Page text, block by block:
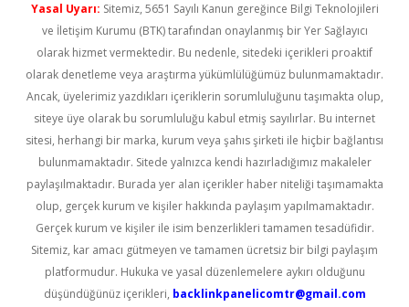
Yasal Uyarı: Sitemiz, 5651 Sayılı Kanun gereğince Bilgi Teknolojileri
ve İletişim Kurumu (BTK) tarafından onaylanmış bir Yer Sağlayıcı
olarak hizmet vermektedir. Bu nedenle, sitedeki içerikleri proaktif
olarak denetleme veya araştırma yükümlülüğümüz bulunmamaktadır.
Ancak, üyelerimiz yazdıkları içeriklerin sorumluluğunu taşımakta olup,
siteye üye olarak bu sorumluluğu kabul etmiş sayılırlar. Bu internet
sitesi, herhangi bir marka, kurum veya şahıs şirketi ile hiçbir bağlantısı
bulunmamaktadır. Sitede yalnızca kendi hazırladığımız makaleler
paylaşılmaktadır. Burada yer alan içerikler haber niteliği taşımamakta
olup, gerçek kurum ve kişiler hakkında paylaşım yapılmamaktadır.
Gerçek kurum ve kişiler ile isim benzerlikleri tamamen tesadüfidir.
Sitemiz, kar amacı gütmeyen ve tamamen ücretsiz bir bilgi paylaşım
platformudur. Hukuka ve yasal düzenlemelere aykırı olduğunu
düşündüğünüz içerikleri, backlinkpanelicomtr@gmail.com